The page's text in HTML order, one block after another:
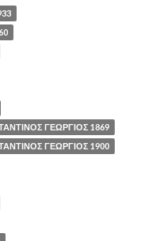
ΓΕΩΡΓΙΟΣ 1869
ΓΕΩΡΓΙΟΣ 1900